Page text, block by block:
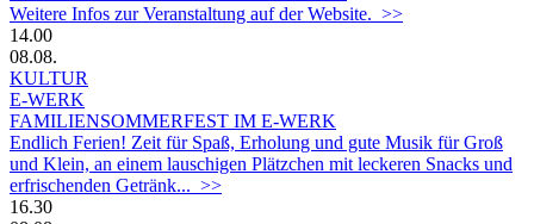
Weitere Infos zur Veranstaltung auf der Website. >>
14.00
08.08.
KULTUR
E-WERK
FAMILIENSOMMERFEST IM E-WERK
Endlich Ferien! Zeit für Spaß, Erholung und gute Musik für Groß
und Klein, an einem lauschigen Plätzchen mit leckeren Snacks und
erfrischenden Getränk... >>
16.30